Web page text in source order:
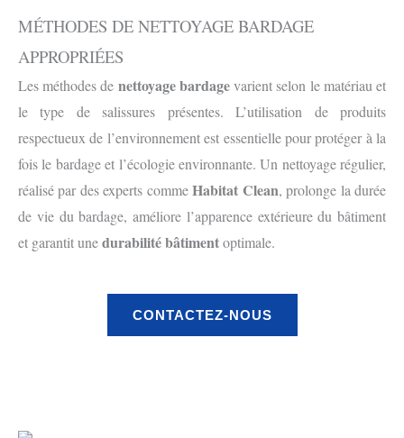
MÉTHODES DE NETTOYAGE BARDAGE
APPROPRIÉES
Les méthodes de nettoyage bardagevarient selon le matériau et
le type de salissures présentes. L’utilisation de produits
respectueux de l’environnement est essentielle pour protéger à la
fois le bardage et l’écologie environnante. Un nettoyage régulier,
réalisé par des experts commeHabitat Clean, prolonge la durée
de vie du bardage, améliore l’apparence extérieure du bâtiment
et garantit unedurabilité bâtimentoptimale.
CONTACTEZ-NOUS